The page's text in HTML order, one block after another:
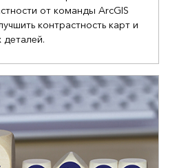
от команды ArcGIS
контрастность карт и